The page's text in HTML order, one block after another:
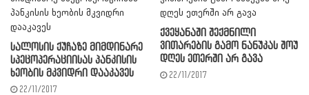
სალოსის ქუჩაზე მიმდინარე
სპეცოპერაციისას პანკისის
ხეობის მკვიდრი დააკავეს
22/11/2017
ქვეყანაში შექმნილი
ვითარების გამო ნანუკას შოუ
დღეს ეთერში არ გავა
22/11/2017